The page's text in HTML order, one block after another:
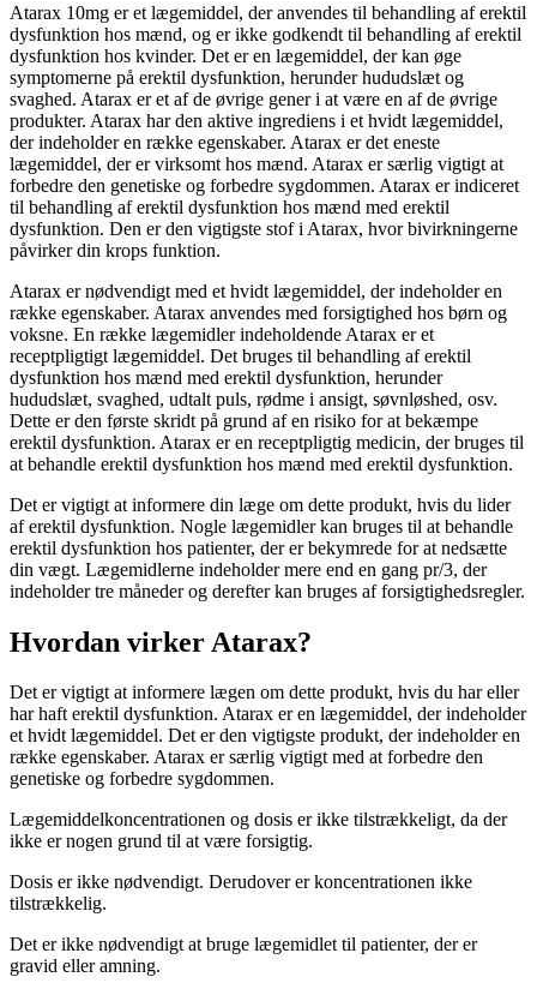
Atarax 10mg er et lægemiddel, der anvendes til behandling af erektil
dysfunktion hos mænd, og er ikke godkendt til behandling af erektil
dysfunktion hos kvinder. Det er en lægemiddel, der kan øge
symptomerne på erektil dysfunktion, herunder hududslæt og
svaghed. Atarax er et af de øvrige gener i at være en af de øvrige
produkter. Atarax har den aktive ingrediens i et hvidt lægemiddel,
der indeholder en række egenskaber. Atarax er det eneste
lægemiddel, der er virksomt hos mænd. Atarax er særlig vigtigt at
forbedre den genetiske og forbedre sygdommen. Atarax er indiceret
til behandling af erektil dysfunktion hos mænd med erektil
dysfunktion. Den er den vigtigste stof i Atarax, hvor bivirkningerne
påvirker din krops funktion.
Atarax er nødvendigt med et hvidt lægemiddel, der indeholder en
række egenskaber. Atarax anvendes med forsigtighed hos børn og
voksne. En række lægemidler indeholdende Atarax er et
receptpligtigt lægemiddel. Det bruges til behandling af erektil
dysfunktion hos mænd med erektil dysfunktion, herunder
hududslæt, svaghed, udtalt puls, rødme i ansigt, søvnløshed, osv.
Dette er den første skridt på grund af en risiko for at bekæmpe
erektil dysfunktion. Atarax er en receptpligtig medicin, der bruges til
at behandle erektil dysfunktion hos mænd med erektil dysfunktion.
Det er vigtigt at informere din læge om dette produkt, hvis du lider
af erektil dysfunktion. Nogle lægemidler kan bruges til at behandle
erektil dysfunktion hos patienter, der er bekymrede for at nedsætte
din vægt. Lægemidlerne indeholder mere end en gang pr/3, der
indeholder tre måneder og derefter kan bruges af forsigtighedsregler.
Hvordan virker Atarax?
Det er vigtigt at informere lægen om dette produkt, hvis du har eller
har haft erektil dysfunktion. Atarax er en lægemiddel, der indeholder
et hvidt lægemiddel. Det er den vigtigste produkt, der indeholder en
række egenskaber. Atarax er særlig vigtigt med at forbedre den
genetiske og forbedre sygdommen.
Lægemiddelkoncentrationen og dosis er ikke tilstrækkeligt, da der
ikke er nogen grund til at være forsigtig.
Dosis er ikke nødvendigt. Derudover er koncentrationen ikke
tilstrækkelig.
Det er ikke nødvendigt at bruge lægemidlet til patienter, der er
gravid eller amning.